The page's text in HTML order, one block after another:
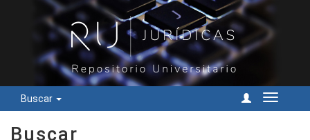
Buscar
Cambiar
Buscar